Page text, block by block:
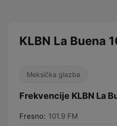
KLBN La Buena
Meksička glazba
Frekvencije KLBN La
Fresno: 101.9 FM